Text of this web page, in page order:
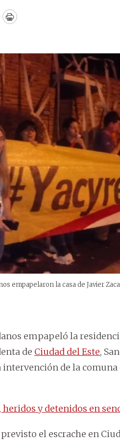
Print
empapelaron la casa de Javier
empapeló la
de Ciudad del Este,
intervención de la
heridos y detenidos en
el escrache en